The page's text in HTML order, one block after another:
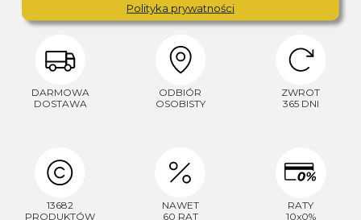
DARMOWA
DOSTAWA
ODBIÓR
OSOBISTY
ZWROT
365 DNI
13682
PRODUKTÓW
NAWET
60 RAT
RATY
10x0%
Polityka prywatności